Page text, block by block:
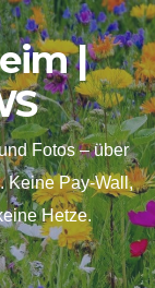
|
Fotos – über
Keine Pay-Wall,
Hetze.